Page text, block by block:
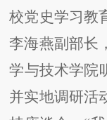
校党史学习教
李海燕副部长
学与技术学院
并实地调研活